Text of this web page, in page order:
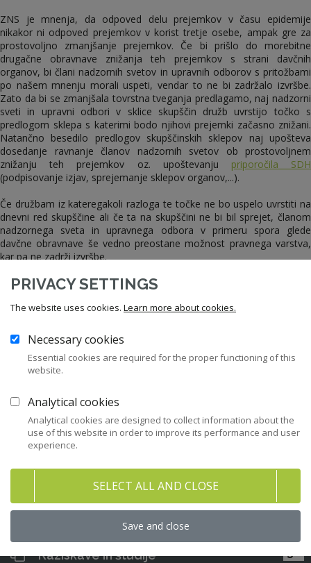
ZNS je mnenja, da odpoved delu prejemkov v času epidemije
nikakor ni odpoved prejemkov v korist tretje osebe, ampak gre za
prostovoljno zmanjšanje prejemkov. Če bi prišlo do morebitne
drugačne obravnave znižanja teh prejemkov s strani davčnih
organov, bi člani nadzornih svetov in upravnih odborov s pritožbami
po našem mnenju morali uspeti, vendar to ne bi zadržalo izvršbe.
Zato da bi se zmanjšala tovrstna tveganja predlagamo, naj nadzorni
sveti in upravni odbori v sklice skupščin družb uvrstijo točko s
predlogom sklepa s katerimi bodo njihovi prejemki začasno znižani.
Natančno besedilo predlogov skupščinskih sklepov naj upošteva
dosedanje ravnanje članov nadzornih svetov ob prostovoljnem
znižanju teh prejemkov oz. upoštevanju priporočila SDH
(podpisovanje izjav, sprejemanje sklepov organov,...).
Če družbam iz kateregakoli razloga te točke ne bo uspelo uvrstiti na
dnevni red skupščine ali če ta na skupščini ne bi bil sprejet, članom
nadzornega sveta in upravnega odbora v primeru spora glede
davčne obravnave še vedno preostane možnost pravnega varstva,
kar pa ne zadrži izvršbe.
Zakonodaja
Priporočila in kodeksi 43
282
47
Raziskave in študije
PRIVACY SETTINGS
The website uses cookies. Learn more about cookies.
Necessary cookies
Essential cookies are required for the proper functioning of this
website.
Analytical cookies
Analytical cookies are designed to collect information about the
use of this website in order to improve its performance and user
experience.
SELECT ALL AND CLOSE
Save and close